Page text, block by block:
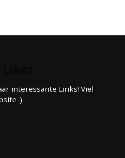
interessante Links! Viel
:)